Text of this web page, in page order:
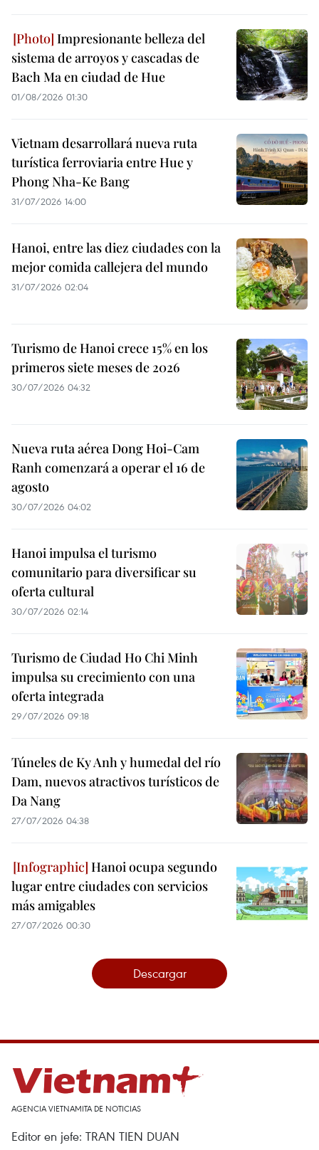
Impresionante belleza del
sistema de arroyos y cascadas de
Bach Ma en ciudad de Hue
01/08/2026 01:30
Vietnam desarrollará nueva ruta
turística ferroviaria entre Hue y
Phong Nha-Ke Bang
31/07/2026 14:00
Hanoi, entre las diez ciudades con la
mejor comida callejera del mundo
31/07/2026 02:04
Turismo de Hanoi crece 15% en los
primeros siete meses de 2026
30/07/2026 04:32
Nueva ruta aérea Dong Hoi-Cam
Ranh comenzará a operar el 16 de
agosto
30/07/2026 04:02
Hanoi impulsa el turismo
comunitario para diversificar su
oferta cultural
30/07/2026 02:14
Turismo de Ciudad Ho Chi Minh
impulsa su crecimiento con una
oferta integrada
29/07/2026 09:18
Túneles de Ky Anh y humedal del río
Dam, nuevos atractivos turísticos de
Da Nang
27/07/2026 04:38
Hanoi ocupa segundo
lugar entre ciudades con servicios
más amigables
27/07/2026 00:30
Descargar
AGENCIA VIETNAMITA DE NOTICIAS
Editor en jefe: TRAN TIEN DUAN